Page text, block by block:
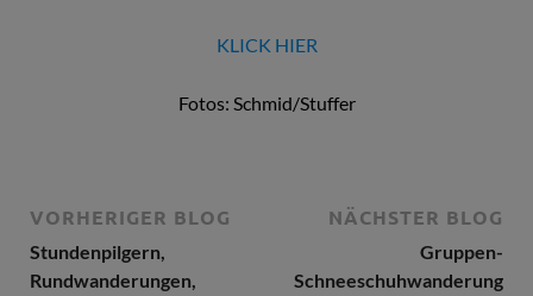
KLICK HIER
Fotos: Schmid/Stuffer
VORHERIGER BLOG
Stundenpilgern,
Rundwanderungen,
NÄCHSTER BLOG
Gruppen-
Schneeschuhwanderung